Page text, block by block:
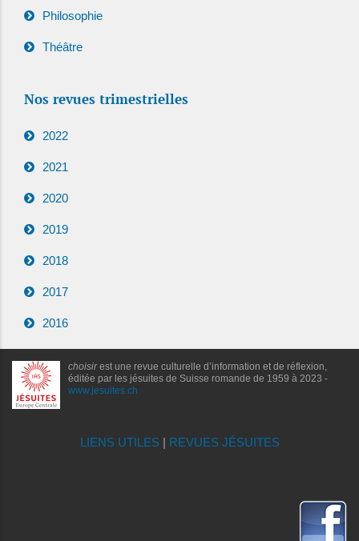
Philosophie
Théâtre
Nos revues trimestrielles
2022
2021
2020
2019
2018
2017
2016
choisirest une revue culturelle d’information et de réflexion,
éditée par les jésuites de Suisse romande de 1959 à 2023 -
www.jesuites.ch
LIENS UTILES| REVUES JÉSUITES